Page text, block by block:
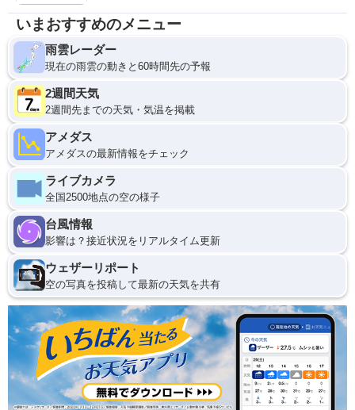
いまおすすめのメニュー
雨雲レーダー
現在の雨雲の動きと60時間先の予報
2週間天気
2週間先までの天気・気温を掲載
アメダス
アメダスの最新情報をチェック
ライブカメラ
全国2500地点の空の様子
台風情報
影響は？接近状況をリアルタイム更新
ウェザーリポート
空の写真を投稿して最新の天気を共有